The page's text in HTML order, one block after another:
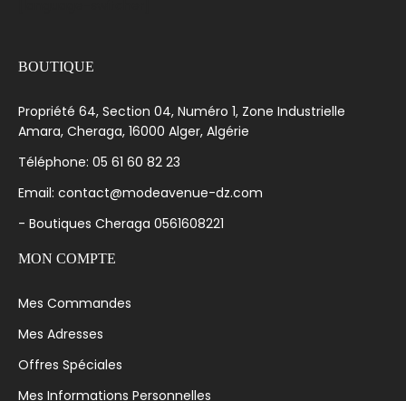
BOUTIQUE
Propriété 64, Section 04, Numéro 1, Zone Industrielle
Amara, Cheraga, 16000 Alger, Algérie
Téléphone: 05 61 60 82 23
Email: contact@modeavenue-dz.com
- Boutiques Cheraga 0561608221
MON COMPTE
Mes Commandes
Mes Adresses
Offres Spéciales
Mes Informations Personnelles